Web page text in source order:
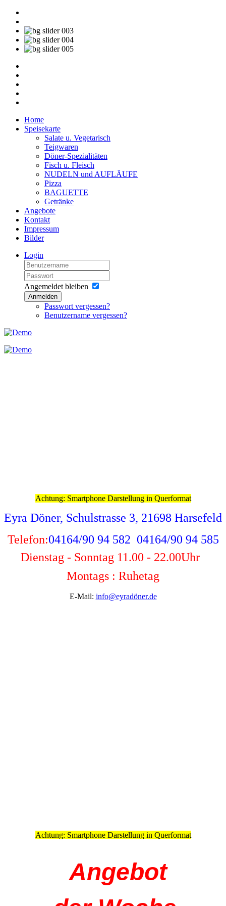
Home
Speisekarte
Salate u. Vegetarisch
Teigwaren
Döner-Spezialitäten
Fisch u. Fleisch
NUDELN und AUFLÄUFE
Pizza
BAGUETTE
Getränke
Angebote
Kontakt
Impressum
Bilder
Login
Angemeldet bleiben
Anmelden
Passwort vergessen?
Benutzername vergessen?
Achtung: Smartphone Darstellung in Querformat
Eyra Döner, Schulstrasse 3, 21698 Harsefeld
Telefon:04164/90 94 582 04164/90 94 585
Dienstag - Sonntag 11.00 - 22.00Uhr
Montags : Ruhetag
E-Mail: info@eyradöner.de
Achtung: Smartphone Darstellung in Querformat
Angebot